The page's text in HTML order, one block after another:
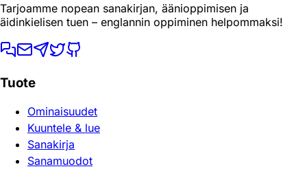
Tarjoamme nopean sanakirjan, äänioppimisen ja
äidinkielisen tuen – englannin oppiminen helpommaksi!
Tuote
Ominaisuudet
Kuuntele & lue
Sanakirja
Sanamuodot